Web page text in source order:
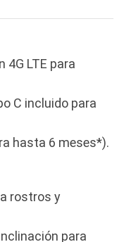
4G LTE para
C incluido para
hasta 6 meses*).
rostros y
para